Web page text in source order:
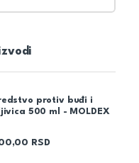
protiv buđi i
500 ml - MOLDEX
RSD